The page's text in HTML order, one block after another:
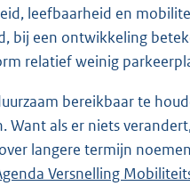
leefbaarheid en
bij een ontwikkeling
relatief weinig
bereikbaar te
als er niets
langere termijn
Versnelling